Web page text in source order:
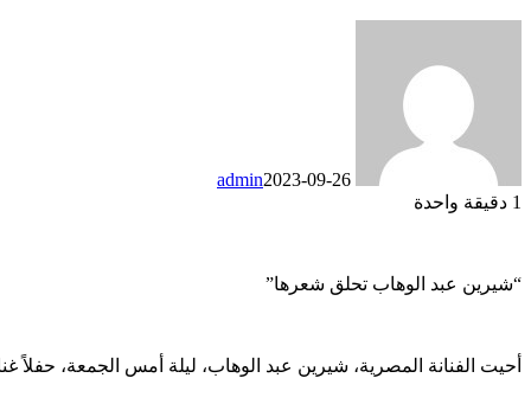
admin2023-09-26
1 دقيقة واحدة
“شيرين عبد الوهاب تحلق شعرها”
أحيت الفنانة المصرية، شيرين عبد الوهاب، ليلة أمس الجمعة، حفلاً